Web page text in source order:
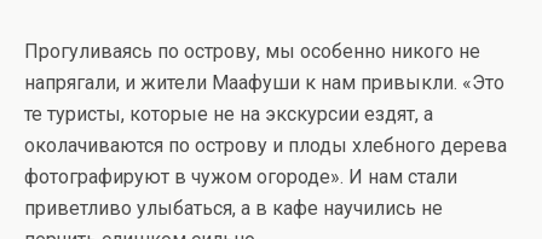
Прогуливаясь по острову, мы особенно никого не
напрягали, и жители Маафуши к нам привыкли. «Это
те туристы, которые не на экскурсии ездят, а
околачиваются по острову и плоды хлебного дерева
фотографируют в чужом огороде». И нам стали
приветливо улыбаться, а в кафе научились не